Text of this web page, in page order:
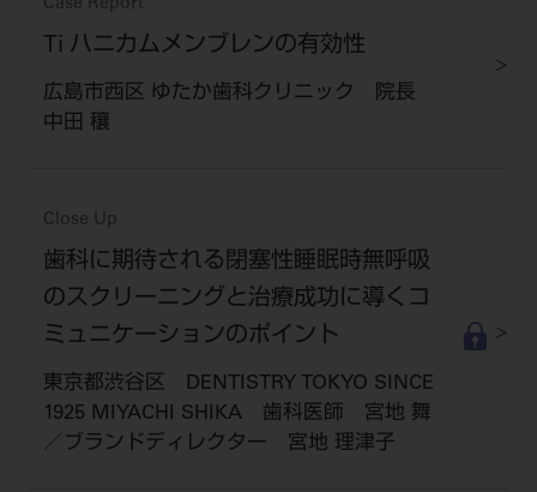
Case Report
Ti ハニカムメンブレンの有効性
広島市西区 ゆたか歯科クリニック 院長
中田 穰
Close Up
歯科に期待される閉塞性睡眠時無呼吸
のスクリーニングと治療成功に導くコ
ミュニケーションのポイント
東京都渋谷区 DENTISTRY TOKYO SINCE
1925 MIYACHI SHIKA 歯科医師 宮地 舞
／ブランドディレクター 宮地 理津子